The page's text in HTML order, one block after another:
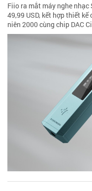
Fiio ra mắt máy nghe
49,99 USD, kết hợp thiết
niên 2000 cùng chip DAC